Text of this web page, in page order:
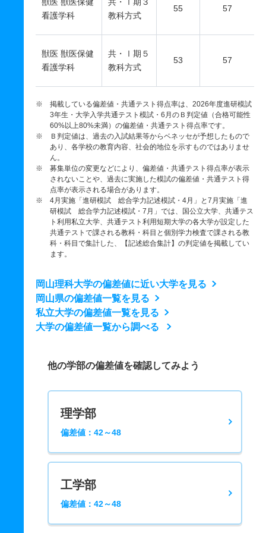
看護学科
教科方式
55 57
獣医 獣医保健
看護学科
共・Ⅰ期５
教科方式
53 57
※ 掲載している偏差値・共通テスト得点率は、2026年度進研模試
3年生・大学入学共通テスト模試・6月のＢ判定値（合格可能性
60%以上80%未満）の偏差値・共通テスト得点率です。
※ Ｂ判定値は、過去の入試結果等からベネッセが予想したもので
あり、各学校の教育内容、社会的地位を示すものではありませ
ん。
※ 募集単位の変更などにより、偏差値・共通テスト得点率が表示
されないことや、過去に実施した模試の偏差値・共通テスト得
点率が表示される場合があります。
※ 4月実施「進研模試 総合学力記述模試・4月」と7月実施「進
研模試 総合学力記述模試・7月」では、国公立大学、共通テス
ト利用私立大学、共通テスト利用短期大学の各大学が設定した
共通テストで課される教科・科目と個別学力検査で課される教
科・科目で集計した、【記述総合集計】の判定値を掲載してい
ます。
岡山理科大学の偏差値に近い大学を見る
岡山県の偏差値一覧を見る
私立大学の偏差値一覧を見る
大学の偏差値一覧から調べる
他の学部の偏差値を確認してみよう
理学部
偏差値：42～48
工学部
偏差値：42～48